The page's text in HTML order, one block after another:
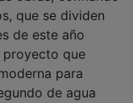
que se dividen
de este año
proyecto que
para
de agua